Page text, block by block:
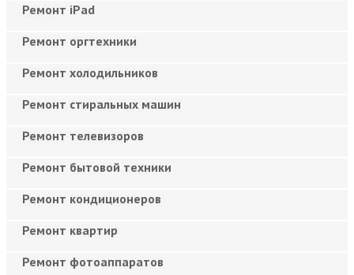
Ремонт iPad
Ремонт оргтехники
Ремонт холодильников
Ремонт стиральных машин
Ремонт телевизоров
Ремонт бытовой техники
Ремонт кондиционеров
Ремонт квартир
Ремонт фотоаппаратов